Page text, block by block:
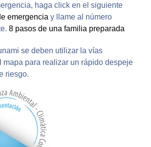
haga click en el siguiente
emergencia y llame al número
8 pasos de una familia preparada
se deben utilizar la vías
mapa para realizar un rápido despeje
riesgo.